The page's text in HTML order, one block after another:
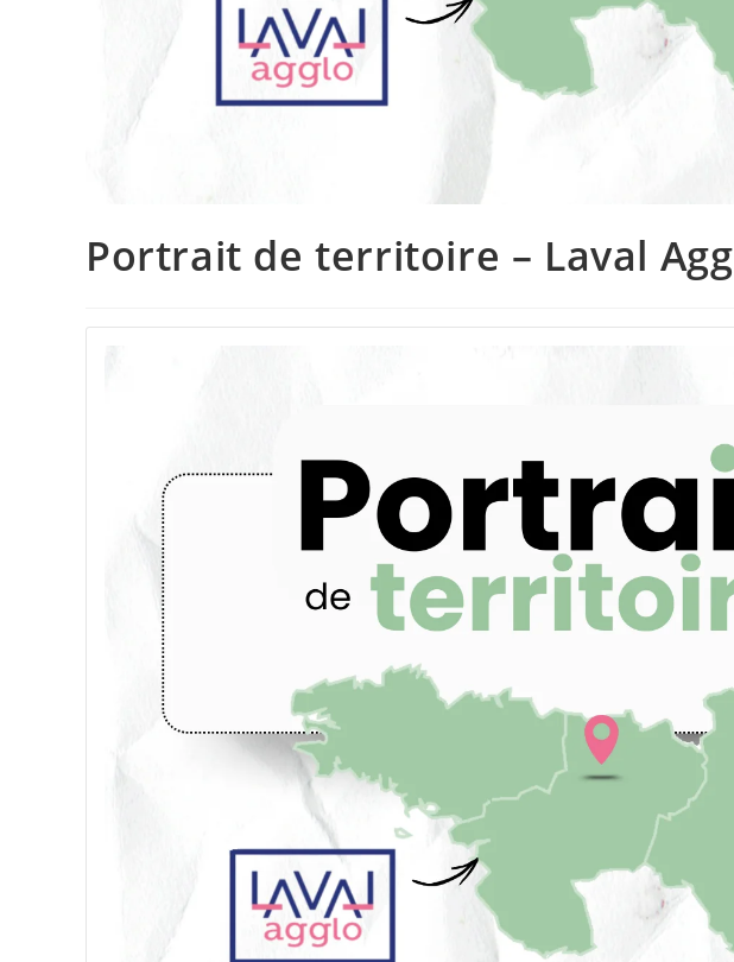
Portrait de territoire – Laval